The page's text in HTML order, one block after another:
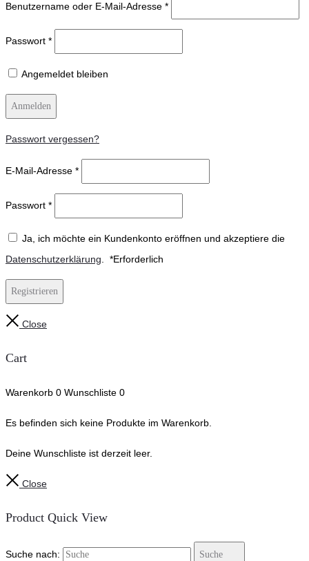
Benutzername oder E-Mail-Adresse *
Passwort *
Angemeldet bleiben
Anmelden
Passwort vergessen?
E-Mail-Adresse *
Passwort *
Ja, ich möchte ein Kundenkonto eröffnen und akzeptiere die
Datenschutzerklärung. *Erforderlich
Registrieren
Close
Cart
Warenkorb 0 Wunschliste 0
Es befinden sich keine Produkte im Warenkorb.
Deine Wunschliste ist derzeit leer.
Close
Product Quick View
Suche nach: Suche